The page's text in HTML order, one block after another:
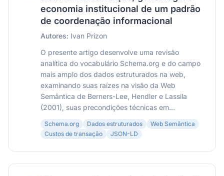
economia institucional de um padrão
de coordenação informacional
Autores: Ivan Prizon
O presente artigo desenvolve uma revisão
analítica do vocabulário Schema.org e do campo
mais amplo dos dados estruturados na web,
examinando suas raízes na visão da Web
Semântica de Berners-Lee, Hendler e Lassila
(2001), suas precondições técnicas em...
Schema.org Dados estruturados
Web Semântica
Custos de transação
JSON-LD